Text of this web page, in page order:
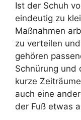
Ist der Schuh
eindeutig zu
Maßnahmen
zu verteilen
gehören
Schnürung und
kurze
auch eine
der Fuß etwas